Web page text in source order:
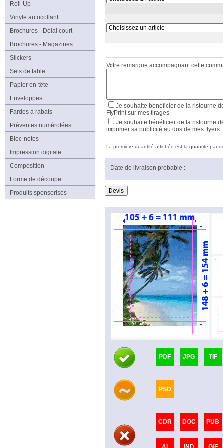
Roll-Up
Vinyle autocollant
Brochures - Délai court
Brochures - Magazines
Stickers
Sets de table
Papier en-tête
Enveloppes
Fardes à rabats
Préventes numérotées
Bloc-notes
Impression digitale
Composition
Forme de découpe
Produits sponsorisés
Votre remarque accompagnant cette
Je souhaite bénéficier de la ristourne
FlyPrint sur mes tirages
Je souhaite bénéficier de la ristourne
imprimer sa publicité au dos de mes flyers
La première quantité affichée est la quantité par
Date de livraison probable :
PDF JPG TIF
PSD
CDR DOC PUB
AI IND GIF